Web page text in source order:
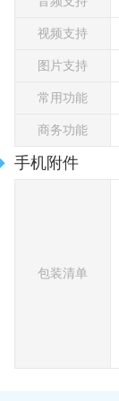
视频支持
图片支持
常用功能
商务功能
手机附件
包装清单